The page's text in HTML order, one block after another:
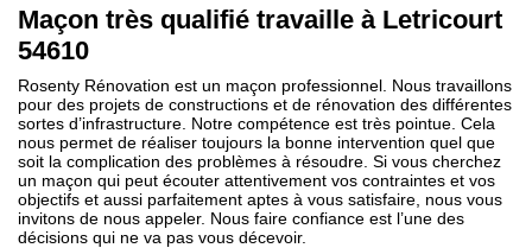
Maçon très qualifié travaille à Letricourt
54610
Rosenty Rénovation est un maçon professionnel. Nous travaillons
pour des projets de constructions et de rénovation des différentes
sortes d’infrastructure. Notre compétence est très pointue. Cela
nous permet de réaliser toujours la bonne intervention quel que
soit la complication des problèmes à résoudre. Si vous cherchez
un maçon qui peut écouter attentivement vos contraintes et vos
objectifs et aussi parfaitement aptes à vous satisfaire, nous vous
invitons de nous appeler. Nous faire confiance est l’une des
décisions qui ne va pas vous décevoir.